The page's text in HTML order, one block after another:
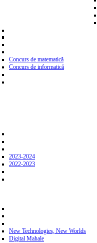
Concurs de matematică
Concurs de informatică
2023-2024
2022-2023
New Technologies, New Worlds
Digital Mahale